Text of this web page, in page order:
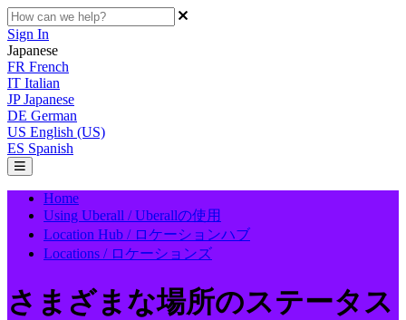
Sign In
Japanese
FR French
IT Italian
JP Japanese
DE German
US English (US)
ES Spanish
Home
Using Uberall / Uberallの使用
Location Hub / ロケーションハブ
Locations / ロケーションズ
さまざまな場所のステータス